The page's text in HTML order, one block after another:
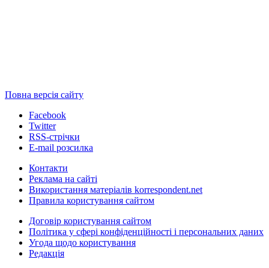
Повна версія сайту
Facebook
Twitter
RSS-стрічки
E-mail розсилка
Контакти
Реклама на сайті
Використання матеріалів korrespondent.net
Правила користування сайтом
Договір користування сайтом
Політика у сфері конфіденційності і персональних даних
Угода щодо користування
Редакція